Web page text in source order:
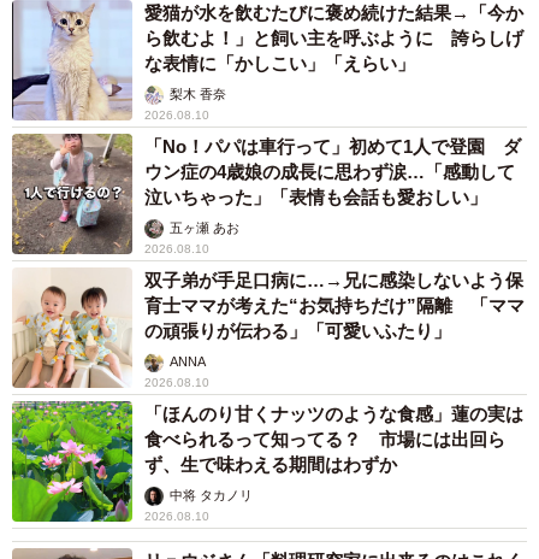
愛猫が水を飲むたびに褒め続けた結果→「今か
ら飲むよ！」と飼い主を呼ぶように 誇らしげ
な表情に「かしこい」「えらい」
梨木 香奈
2026.08.10
「No！パパは車行って」初めて1人で登園 ダ
ウン症の4歳娘の成長に思わず涙…「感動して
泣いちゃった」「表情も会話も愛おしい」
五ヶ瀬 あお
2026.08.10
双子弟が手足口病に…→兄に感染しないよう保
育士ママが考えた“お気持ちだけ”隔離 「ママ
の頑張りが伝わる」「可愛いふたり」
ANNA
2026.08.10
「ほんのり甘くナッツのような食感」蓮の実は
食べられるって知ってる？ 市場には出回ら
ず、生で味わえる期間はわずか
中将 タカノリ
2026.08.10